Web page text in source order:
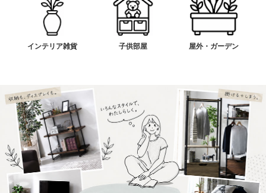
インテリア雑貨 子供部屋 屋外・ガーデン